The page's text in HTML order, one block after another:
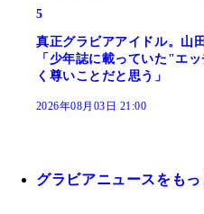
5
真正グラビアアイドル。山
「少年誌に載っていた"エ
く尊いことだと思う」
2026年08月03日 21:00
グラビアニュースをもっ